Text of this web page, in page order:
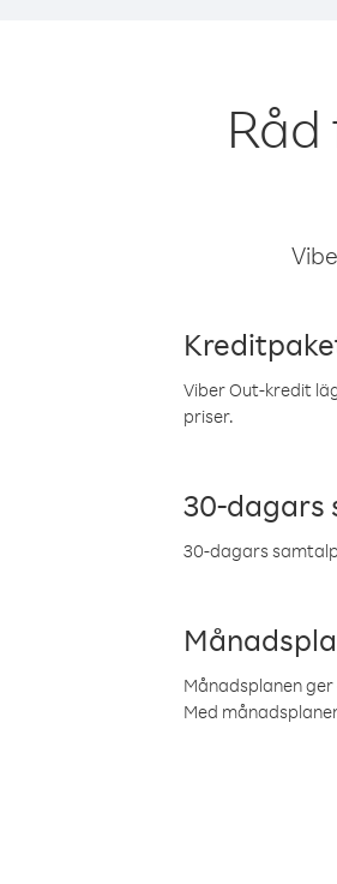
Viber Out-kredit
priser.
30-dagars
30-dagars
Månadsplanen
Med